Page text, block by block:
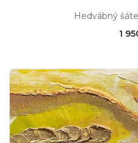
Hedvábný
1